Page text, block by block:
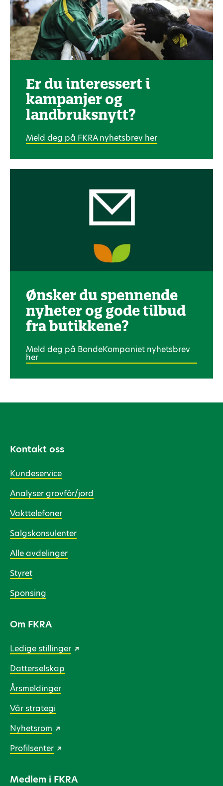
Er du interessert i
kampanjer og
landbruksnytt?
Meld deg på FKRA nyhetsbrev her
Ønsker du spennende
nyheter og gode tilbud
fra butikkene?
Meld deg på BondeKompaniet nyhetsbrev
her
Kontakt oss
Kundeservice
Analyser grovfôr/jord
Vakttelefoner
Salgskonsulenter
Alle avdelinger
Styret
Sponsing
Om FKRA
Ledige stillinger
Datterselskap
Årsmeldinger
Vår strategi
Nyhetsrom
Profilsenter
Medlem i FKRA